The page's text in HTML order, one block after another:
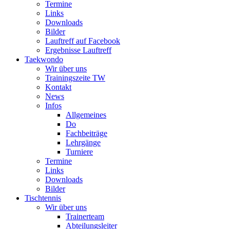
Termine
Links
Downloads
Bilder
Lauftreff auf Facebook
Ergebnisse Lauftreff
Taekwondo
Wir über uns
Trainingszeite TW
Kontakt
News
Infos
Allgemeines
Do
Fachbeiträge
Lehrgänge
Turniere
Termine
Links
Downloads
Bilder
Tischtennis
Wir über uns
Trainerteam
Abteilungsleiter